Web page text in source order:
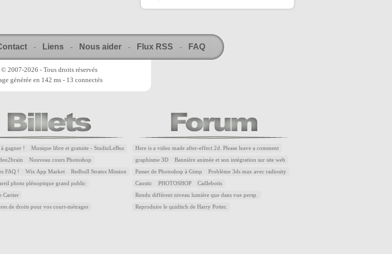
- Liens - Nous aider - Flux RSS - FAQ
© 2007-2026 - Tous droits réservés
générée en 142 ms - 13 connectés
gagner ! Musique libre et gratuite - StudioLeBus
Nouveau cours Photoshop
FAQ ! Wix App Market Redbull Stratos Mission
photo plénoptique grand public
Cartier
de droits pour vos court-métrages
Here is a video made after-effect 2d. Please leave a comment
graphisme 3D Bannière animée et son intégration sur site web
Passer de Photoshop à Gimp Problème 3ds max avec radiosity
Caustic PHOTOSHOP Caillebotis
Rendu différent niveau lumière que dans vue persp.
Reproduire le quiditch de Harry Potter.